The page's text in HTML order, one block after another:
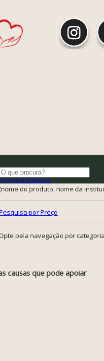
Pesquisa Avançada
do produto, nome da
por Preço
pela navegação por
causas que pode apoiar